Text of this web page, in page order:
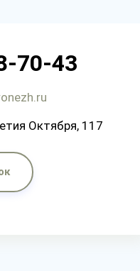
70-43
Октября, 117